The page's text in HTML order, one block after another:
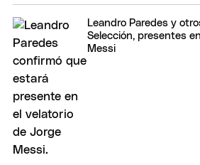
Leandro Paredes y
Selección, presentes
Messi